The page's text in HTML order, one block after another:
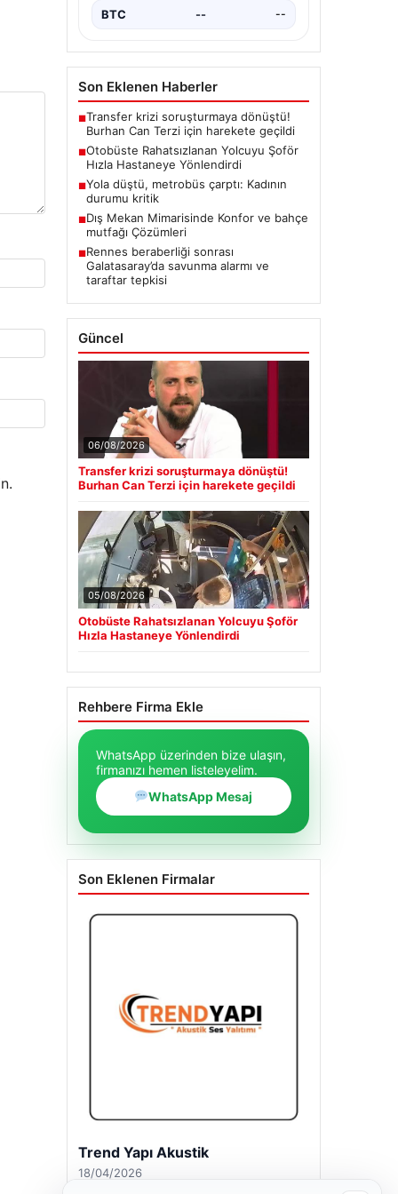
BTC -- --
Son Eklenen Haberler
■Transfer krizi soruşturmaya dönüştü!
Burhan Can Terzi için harekete geçildi
■Otobüste Rahatsızlanan Yolcuyu Şoför
Hızla Hastaneye Yönlendirdi
■Yola düştü, metrobüs çarptı: Kadının
durumu kritik
■Dış Mekan Mimarisinde Konfor ve bahçe
mutfağı Çözümleri
■Rennes beraberliği sonrası
Galatasaray’da savunma alarmı ve
taraftar tepkisi
Güncel
06/08/2026
Transfer krizi soruşturmaya dönüştü!
Burhan Can Terzi için harekete geçildi
05/08/2026
Otobüste Rahatsızlanan Yolcuyu Şoför
Hızla Hastaneye Yönlendirdi
Rehbere Firma Ekle
WhatsApp üzerinden bize ulaşın,
firmanızı hemen listeleyelim.
WhatsApp Mesaj
Son Eklenen Firmalar
Trend Yapı Akustik
18/04/2026